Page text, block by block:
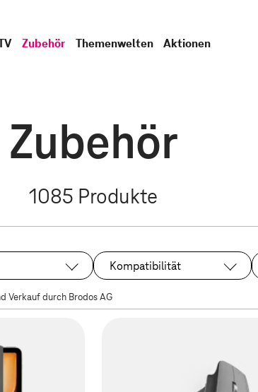
Zubehör Themenwelten Aktionen
Zubehör
1085 Produkte
Kompatibilität
Verkauf durch Brodos AG